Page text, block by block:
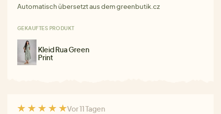
Automatisch übersetzt aus dem greenbutik.cz
GEKAUFTES PRODUKT
Kleid Rua Green
Print
Vor 11 Tagen